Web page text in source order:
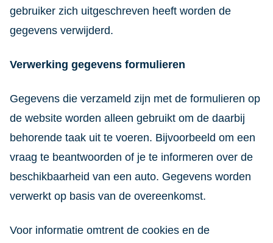
gebruiker zich uitgeschreven heeft worden de
gegevens verwijderd.
Verwerking gegevens formulieren
Gegevens die verzameld zijn met de formulieren op
de website worden alleen gebruikt om de daarbij
behorende taak uit te voeren. Bijvoorbeeld om een
vraag te beantwoorden of je te informeren over de
beschikbaarheid van een auto. Gegevens worden
verwerkt op basis van de overeenkomst.
Voor informatie omtrent de cookies en de